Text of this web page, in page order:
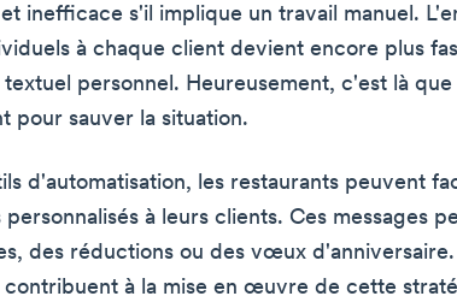
inefficace s'il implique un travail manuel.
à chaque client devient encore plus
textuel personnel. Heureusement, c'est là
pour sauver la situation.
d'automatisation, les restaurants peuvent
personnalisés à leurs clients. Ces messages
des réductions ou des vœux
contribuent à la mise en œuvre de cette